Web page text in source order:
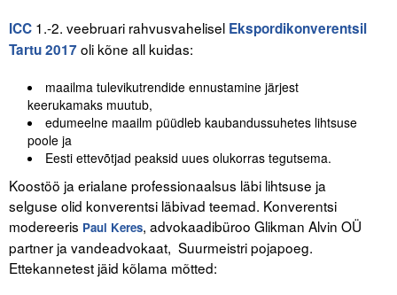
ICC Eesti
Tegevused
Publikatsioonid
Arvamus
Viidad
ICC WBO
ICC komisjonid
ICC 1.-2. veebruari rahvusvahelisel Ekspordikonverentsil
Tartu 2017oli kõne all kuidas:
maailma tulevikutrendide ennustamine järjest
keerukamaks muutub,
edumeelne maailm püüdleb kaubandussuhetes lihtsuse
poole ja
Eesti ettevõtjad peaksid uues olukorras tegutsema.
Koostöö ja erialane professionaalsus läbi lihtsuse ja
selguse olid konverentsi läbivad teemad. Konverentsi
modereeris Paul Keres, advokaadibüroo Glikman Alvin OÜ
partner ja vandeadvokaat, Suurmeistri pojapoeg.
Ettekannetest jäid kõlama mõtted: